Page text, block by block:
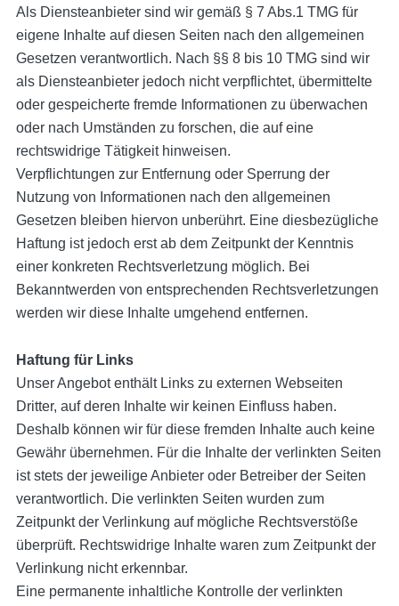
Als Diensteanbieter sind wir gemäß § 7 Abs.1 TMG für
eigene Inhalte auf diesen Seiten nach den allgemeinen
Gesetzen verantwortlich. Nach §§ 8 bis 10 TMG sind wir
als Diensteanbieter jedoch nicht verpflichtet, übermittelte
oder gespeicherte fremde Informationen zu überwachen
oder nach Umständen zu forschen, die auf eine
rechtswidrige Tätigkeit hinweisen.
Verpflichtungen zur Entfernung oder Sperrung der
Nutzung von Informationen nach den allgemeinen
Gesetzen bleiben hiervon unberührt. Eine diesbezügliche
Haftung ist jedoch erst ab dem Zeitpunkt der Kenntnis
einer konkreten Rechtsverletzung möglich. Bei
Bekanntwerden von entsprechenden Rechtsverletzungen
werden wir diese Inhalte umgehend entfernen.
Haftung für Links
Unser Angebot enthält Links zu externen Webseiten
Dritter, auf deren Inhalte wir keinen Einfluss haben.
Deshalb können wir für diese fremden Inhalte auch keine
Gewähr übernehmen. Für die Inhalte der verlinkten Seiten
ist stets der jeweilige Anbieter oder Betreiber der Seiten
verantwortlich. Die verlinkten Seiten wurden zum
Zeitpunkt der Verlinkung auf mögliche Rechtsverstöße
überprüft. Rechtswidrige Inhalte waren zum Zeitpunkt der
Verlinkung nicht erkennbar.
Eine permanente inhaltliche Kontrolle der verlinkten